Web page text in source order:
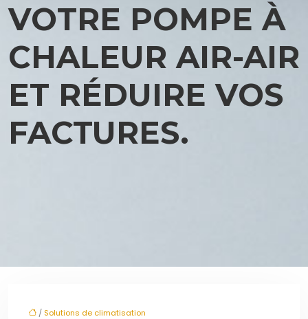
VOTRE POMPE À
CHALEUR AIR-AIR
ET RÉDUIRE VOS
FACTURES.
/ Solutions de climatisation